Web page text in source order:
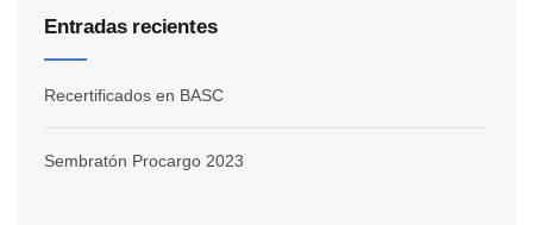
Entradas recientes
Recertificados en BASC
Sembratón Procargo 2023